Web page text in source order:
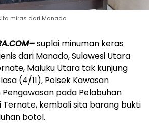
miras dari Manado
suplai minuman keras
dari Manado, Sulawesi Utara
Maluku Utara tak kunjung
(4/11), Polsek Kawasan
pada Pelabuhan
Ternate, kembali sita barang bukti
botol.